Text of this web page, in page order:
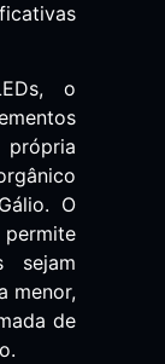
o
O
sejam
menor,
de